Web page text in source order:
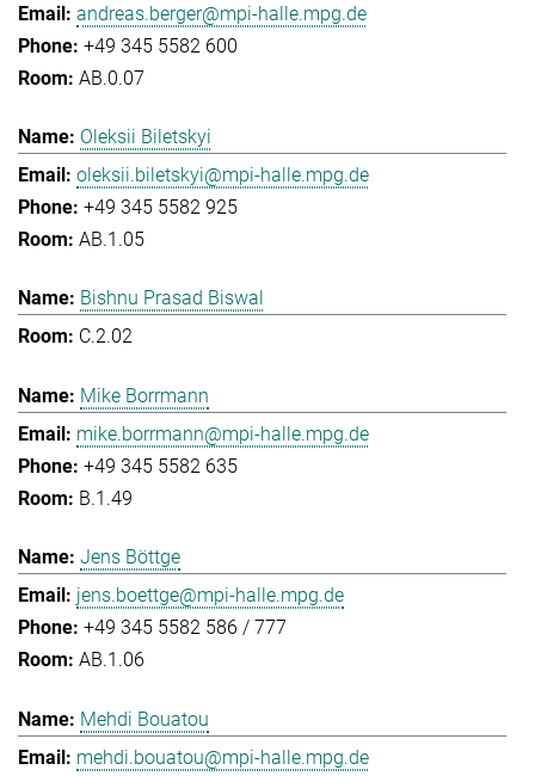
andreas.berger@mpi-halle.mpg.de
+49 345 5582 600
AB.0.07
Oleksii Biletskyi
oleksii.biletskyi@mpi-halle.mpg.de
+49 345 5582 925
AB.1.05
Bishnu Prasad Biswal
C.2.02
Mike Borrmann
mike.borrmann@mpi-halle.mpg.de
+49 345 5582 635
B.1.49
Jens Böttge
jens.boettge@mpi-halle.mpg.de
+49 345 5582 586 / 777
AB.1.06
Mehdi Bouatou
mehdi.bouatou@mpi-halle.mpg.de